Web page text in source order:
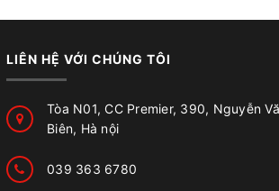
LIÊN HỆ VỚI CHÚNG TÔI
Tòa N01, CC Premier, 390, Nguyễn
Biên, Hà nội
039 363 6780